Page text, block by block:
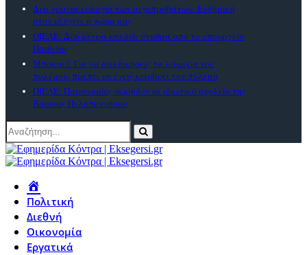
Δυο χρόνια ευλογιά των αιγοπροβάτων: Ενδημική
στον ιό έγινε η χώρα μας
ΟΙΕΛΕ: Δύο μέτρα και δύο σταθμά από το υπουργείο
Παιδείας
Μπακαεΐ: Για να διεκδικήσεις τα λάφυρα του
πολέμου, πρέπει να έχεις κερδίσει τον πόλεμο
ΟΙΕΛΕ: Παρανομίες σωρηδόν σε ιδιωτικό σχολείο της
Βόρειας Πελοποννήσου
Πολιτική
Διεθνή
Οικονομία
Εργατικά